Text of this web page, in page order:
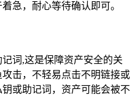
急，耐心等待确认即可。
词,这是保障资产安全的关
击，不轻易点击不明链接或
或助记词，资产可能会被不